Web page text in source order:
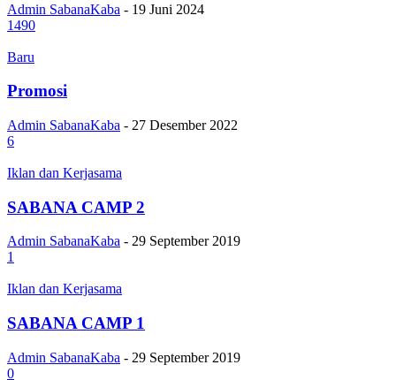
Admin SabanaKaba - 19 Juni 2024
1490
Baru
Promosi
Admin SabanaKaba - 27 Desember 2022
6
Iklan dan Kerjasama
SABANA CAMP 2
Admin SabanaKaba - 29 September 2019
1
Iklan dan Kerjasama
SABANA CAMP 1
Admin SabanaKaba - 29 September 2019
0